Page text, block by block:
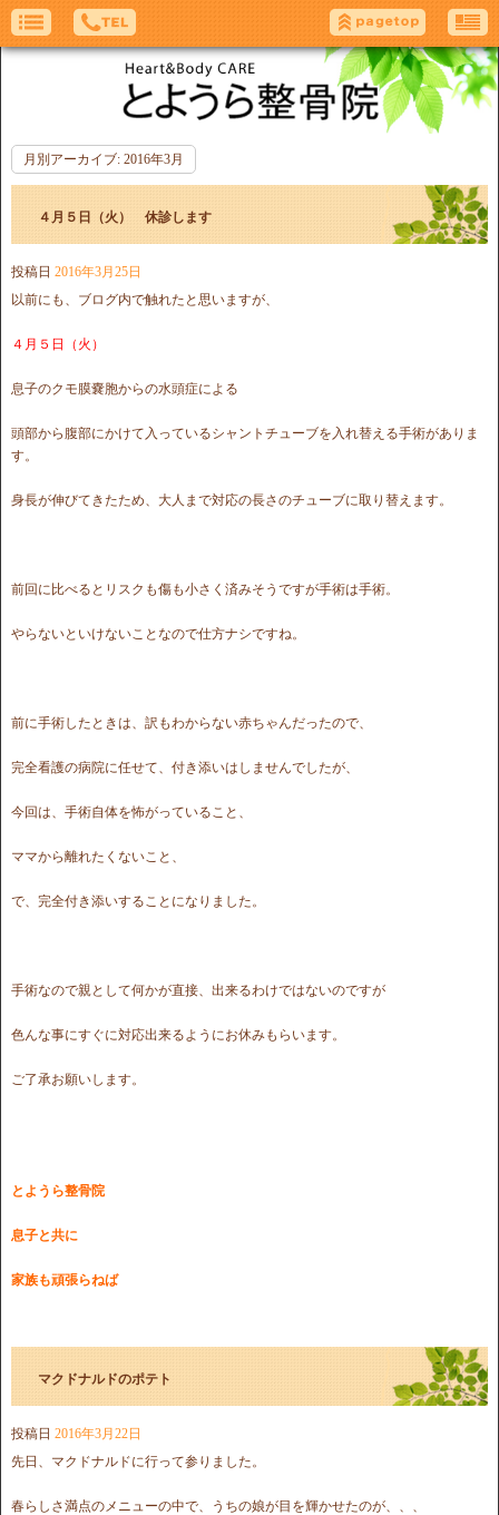
月別アーカイブ: 2016年3月
４月５日（火） 休診します
投稿日 2016年3月25日
以前にも、ブログ内で触れたと思いますが、
４月５日（火）
息子のクモ膜嚢胞からの水頭症による
頭部から腹部にかけて入っているシャントチューブを入れ替える手術がありま
す。
身長が伸びてきたため、大人まで対応の長さのチューブに取り替えます。
前回に比べるとリスクも傷も小さく済みそうですが手術は手術。
やらないといけないことなので仕方ナシですね。
前に手術したときは、訳もわからない赤ちゃんだったので、
完全看護の病院に任せて、付き添いはしませんでしたが、
今回は、手術自体を怖がっていること、
ママから離れたくないこと、
で、完全付き添いすることになりました。
手術なので親として何かが直接、出来るわけではないのですが
色んな事にすぐに対応出来るようにお休みもらいます。
ご了承お願いします。
とようら整骨院
息子と共に
家族も頑張らねば
マクドナルドのポテト
投稿日 2016年3月22日
先日、マクドナルドに行って参りました。
春らしさ満点のメニューの中で、うちの娘が目を輝かせたのが、、、